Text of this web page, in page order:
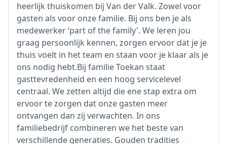
heerlijk thuiskomen bij Van der Valk. Zowel voor
gasten als voor onze familie. Bij ons ben je als
medewerker ‘part of the family'. We leren jou
graag persoonlijk kennen, zorgen ervoor dat je je
thuis voelt in het team en staan voor je klaar als je
ons nodig hebt.Bij familie Toekan staat
gasttevredenheid en een hoog servicelevel
centraal. We zetten altijd die ene stap extra om
ervoor te zorgen dat onze gasten meer
ontvangen dan zij verwachten. In ons
familiebedrijf combineren we het beste van
verschillende generaties. Gouden tradities